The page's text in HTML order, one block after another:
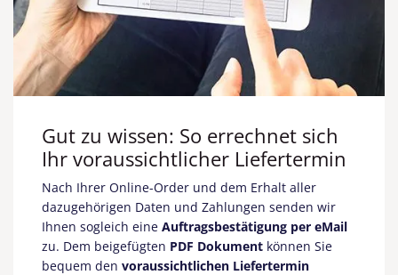
Gut zu wissen: So errechnet sich
Ihr voraussichtlicher Liefertermin
Nach Ihrer Online-Order und dem Erhalt aller
dazugehörigen Daten und Zahlungen senden wir
Ihnen sogleich eine Auftragsbestätigung per eMail
zu. Dem beigefügten PDF Dokument können Sie
bequem den voraussichtlichen Liefertermin